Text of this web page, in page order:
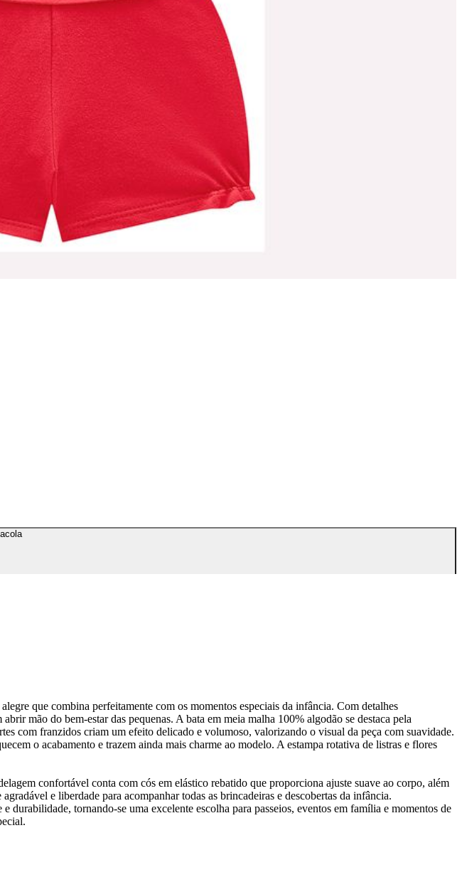
que combina perfeitamente com os momentos especiais da infância. Com detalhes
mão do bem-estar das pequenas. A bata em meia malha 100% algodão se destaca pela
com franzidos criam um efeito delicado e volumoso, valorizando o visual da peça com suavidade.
o acabamento e trazem ainda mais charme ao modelo. A estampa rotativa de listras e flores
confortável conta com cós em elástico rebatido que proporciona ajuste suave ao corpo, além
e liberdade para acompanhar todas as brincadeiras e descobertas da infância.
tornando-se uma excelente escolha para passeios, eventos em família e momentos de